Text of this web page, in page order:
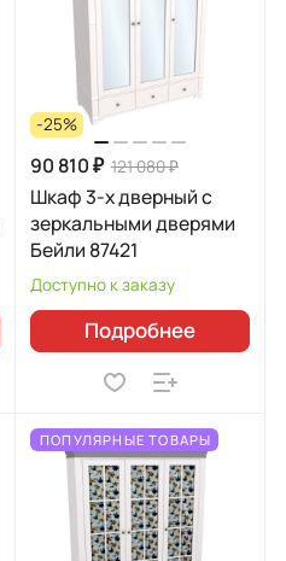
-25%
90 810 ₽ 121 080 ₽
Шкаф 3-х дверный с
зеркальными дверями
Бейли 87421
Доступно к заказу
Подробнее
ПОПУЛЯРНЫЕ ТОВАРЫ